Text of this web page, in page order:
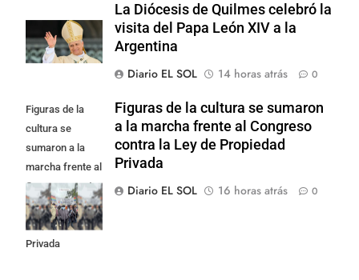
La Diócesis de Quilmes celebró la
visita del Papa León XIV a la
Argentina
Diario EL SOL
14 horas atrás 0
Figuras de la
cultura se
sumaron a la
marcha frente al
Congreso contra
la Ley de
Propiedad
Privada
Figuras de la cultura se sumaron
a la marcha frente al Congreso
contra la Ley de Propiedad
Privada
Diario EL SOL
16 horas atrás 0